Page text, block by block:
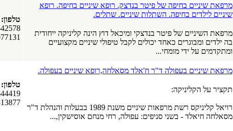
מרפאת שיניים בחיפה של פיטר בנדצק. רופא שיניים בחיפה. רופא
שיניים לילדים בחיפה. השתלות שיניים. שתלים.
מרפאת השיניים של פיטר בנדצקי ומיכאל דוץ הינה קליניקה ייחודית
בה ילדים ומבוגרים כאחד יכולים לקבל טיפולי שיניים מקצועיים
ומתקדמים על ידי מומחי...
טלפון:
מרפאת שיניים בעפולה ד"ר ח'אלד מסאלחה,רופא שיניים בעפולה.
תקציר על הקליניקה:
רויאל קליניקס רשת מרפאות שיניים משנת 1989 בבעלות והנהלת ד"ר
מסאלחה חיאלד - בשני סניפים: עפולה, רחי מנחם אוסישקין,...
טלפון: